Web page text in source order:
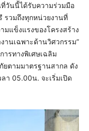
วันนี้ได้รับความร่วมมือ
รวมถึงทุกหน่วยงานที่
มแข็งแรงของโครงสร้าง
านเฉพาะด้านวิศวกรรม”
รทางพิเศษเฉลิม
ยตามมาตรฐานสากล ดัง
า 05.00น. จะเริ่มเปิด